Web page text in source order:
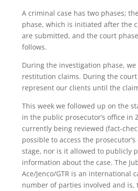
A criminal case has two phases;
phase, which is initiated after the
are submitted, and the court
follows.
During the investigation phase,
restitution claims. During the
represent our clients until the
This week we followed up on the
in the public prosecutor’s office in
currently being reviewed (fact-
possible to access the
stage, nor is it allowed to publicly
information about the case. The
Ace/Jenco/GTR is an international
number of parties involved and is,